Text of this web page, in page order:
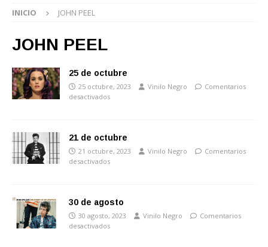
INICIO JOHN PEEL
JOHN PEEL
25 de octubre
25 octubre, 2023 Vinilo Negro
Comentarios
desactivados
21 de octubre
21 octubre, 2023 Vinilo Negro
Comentarios
desactivados
30 de agosto
30 agosto, 2023 Vinilo Negro
Comentarios
desactivados